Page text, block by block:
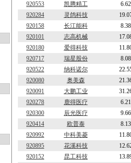
920553
凯腾精工 6.62
920284
灵鸽科技
920158
长江能科 8.38
920101
志高机械
920180
爱得科技
920717
瑞星股份 8.08
920522
纳科诺尔
920080
奥美森
920091
大鹏工业
920278
鹿得医疗 6.21
920300
辰光医疗 9.66
920414
欧普泰 8.13
920992
中科美菱
920895
花溪科技
920152
昆工科技